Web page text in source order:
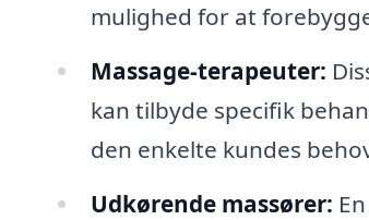
mulighed for at
Massage-terapeuter:
kan tilbyde specifik
den enkelte kundes
Udkørende massører: